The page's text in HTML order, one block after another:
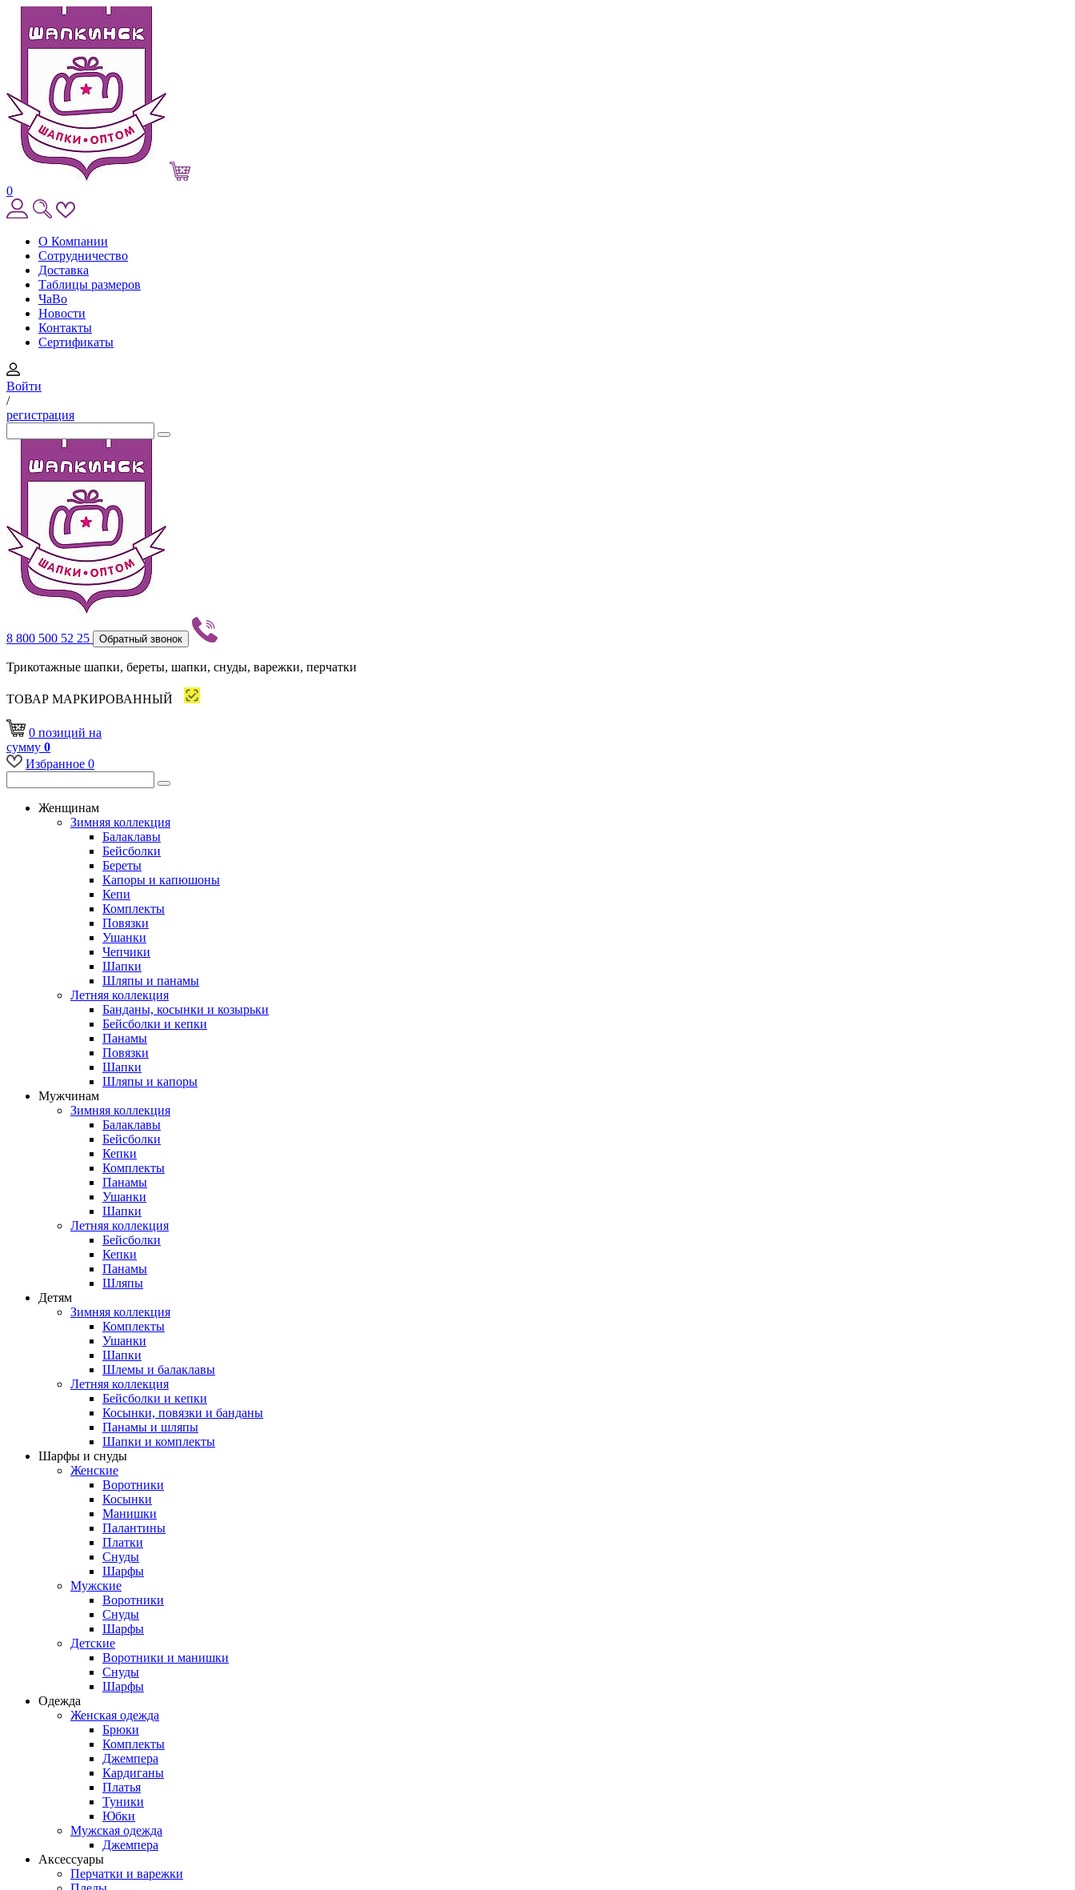
0
О Компании
Сотрудничество
Доставка
Таблицы размеров
ЧаВо
Новости
Контакты
Сертификаты
Войти
/
регистрация
8 800 500 52 25 Обратный звонок
Трикотажные шапки, береты, шапки, снуды, варежки, перчатки
ТОВАР МАРКИРОВАННЫЙ
0 позиций на
сумму 0
Избранное 0
Женщинам
Зимняя коллекция
Балаклавы
Бейсболки
Береты
Капоры и капюшоны
Кепи
Комплекты
Повязки
Ушанки
Чепчики
Шапки
Шляпы и панамы
Летняя коллекция
Банданы, косынки и козырьки
Бейсболки и кепки
Панамы
Повязки
Шапки
Шляпы и капоры
Мужчинам
Зимняя коллекция
Балаклавы
Бейсболки
Кепки
Комплекты
Панамы
Ушанки
Шапки
Летняя коллекция
Бейсболки
Кепки
Панамы
Шляпы
Детям
Зимняя коллекция
Комплекты
Ушанки
Шапки
Шлемы и балаклавы
Летняя коллекция
Бейсболки и кепки
Косынки, повязки и банданы
Панамы и шляпы
Шапки и комплекты
Шарфы и снуды
Женские
Воротники
Косынки
Манишки
Палантины
Платки
Снуды
Шарфы
Мужские
Воротники
Снуды
Шарфы
Детские
Воротники и манишки
Снуды
Шарфы
Одежда
Женская одежда
Брюки
Комплекты
Джемпера
Кардиганы
Платья
Туники
Юбки
Мужская одежда
Джемпера
Аксессуары
Перчатки и варежки